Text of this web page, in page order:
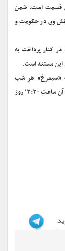
قسمت است. ضمن
نقش وی در حکومت و
در کنار پرداخت به
مستند است.
«سیمرغ» هر شب
و تکرار آن ساعت ۱۳:۳۰ روز